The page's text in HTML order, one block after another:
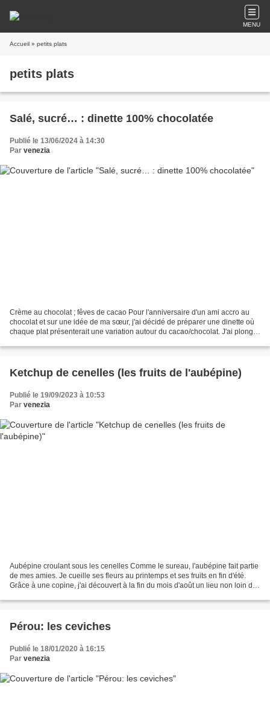
MENU
Accueil » petits plats
petits plats
Salé, sucré… : dinette 100% chocolatée
Publié le 13/06/2024 à 14:30
Par venezia
Crème au chocolat ; fêves de cacao Pour l'anniversaire d'un ami accro au
chocolat et sur une idée de ma sœur, j'ai décidé de préparer une dinette où
chaque plat présenterait une variation autour du cacao/chocolat. J'ai plongé
Ketchup de cenelles (les fruits de l'aubépine)
Publié le 19/09/2023 à 10:53
Par venezia
Aubépine croulant sous les cenelles Comme le sureau, l'aubépine fait partie
de mes amies. Je cueille ses fleurs au printemps et ses fruits en fin d'été.
Grâce à une copine, j'ai découvert à la fin du mois d'août un lieu non loin de
Pérou: les ceviches
Publié le 18/01/2020 à 16:15
Par venezia